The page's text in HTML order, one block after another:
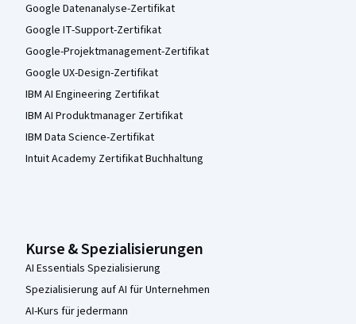
Google Datenanalyse-Zertifikat
Google IT-Support-Zertifikat
Google-Projektmanagement-Zertifikat
Google UX-Design-Zertifikat
IBM AI Engineering Zertifikat
IBM AI Produktmanager Zertifikat
IBM Data Science-Zertifikat
Intuit Academy Zertifikat Buchhaltung
Kurse & Spezialisierungen
AI Essentials Spezialisierung
Spezialisierung auf AI für Unternehmen
AI-Kurs für jedermann